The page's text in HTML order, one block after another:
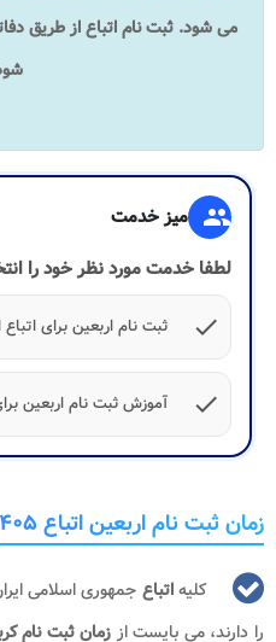
می شود. ثبت نام اتباع از طریق
group میز خدمت
لطفا خدمت مورد نظر خود را
check
ثبت نام اربعین برای اتباع
check آموزش ثبت نام اربعین
زمان ثبت نام اربعین اتباع ۱۴۰۵
کلیهاتباع جمهوری اسلامی
را دارند، می بایست از زمان ثبت نام